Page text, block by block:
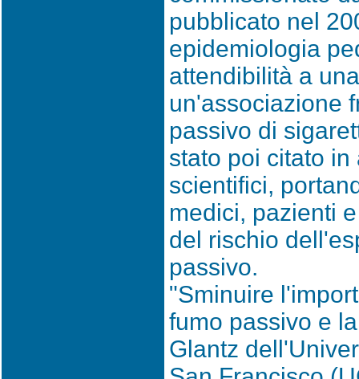
pubblicato nel
epidemiologia
attendibilità a
un'associazione
passivo di
stato poi citato
scientifici,
medici, pazienti
del rischio
passivo.
"Sminuire
fumo passivo e
Glantz